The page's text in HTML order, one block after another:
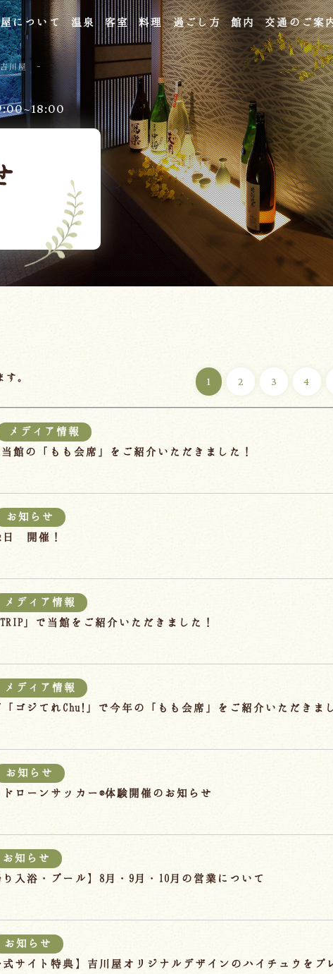
吉川屋 -
について 温泉 客室 料理 過ごし方 館内 交通のご案
。 1 2 3 4
メディア情報
当館の「もも会席」をご紹介いただきました！
お知らせ
日 開催！
メディア情報
TRIP」で当館をご紹介いただきました！
メディア情報
ゴジてれChu!」で今年の「もも会席」をご紹介いただきま
お知らせ
ローンサッカー®体験開催のお知らせ
お知らせ
り入浴・プール】8月・9月・10月の営業について
お知らせ
式サイト特典】吉川屋オリジナルデザインのハイチュウをプ
けサービス
リー
ごす特別な日
よくあるご質問
お問い合わせ
ご宿泊予約
予約確認・変更・キャンセル
キャンセルポリシー
宿泊約款
オンラインショップ
吉川屋×温泉むすめ